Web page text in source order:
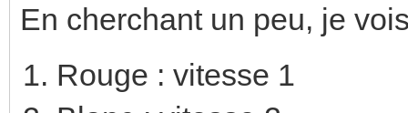
En cherchant un peu, je
Rouge : vitesse 1